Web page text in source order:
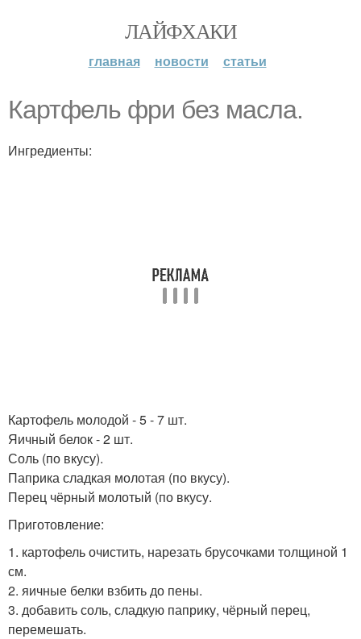
ЛАЙФХАКИ
главная новости статьи
Картфель фри без масла.
Ингредиенты:
Картофель молодой - 5 - 7 шт.
Яичный белок - 2 шт.
Соль (по вкусу).
Паприка сладкая молотая (по вкусу).
Перец чёрный молотый (по вкусу.
Приготовление:
1. картофель очистить, нарезать брусочками толщиной 1
см.
2. яичные белки взбить до пены.
3. добавить соль, сладкую паприку, чёрный перец,
перемешать.